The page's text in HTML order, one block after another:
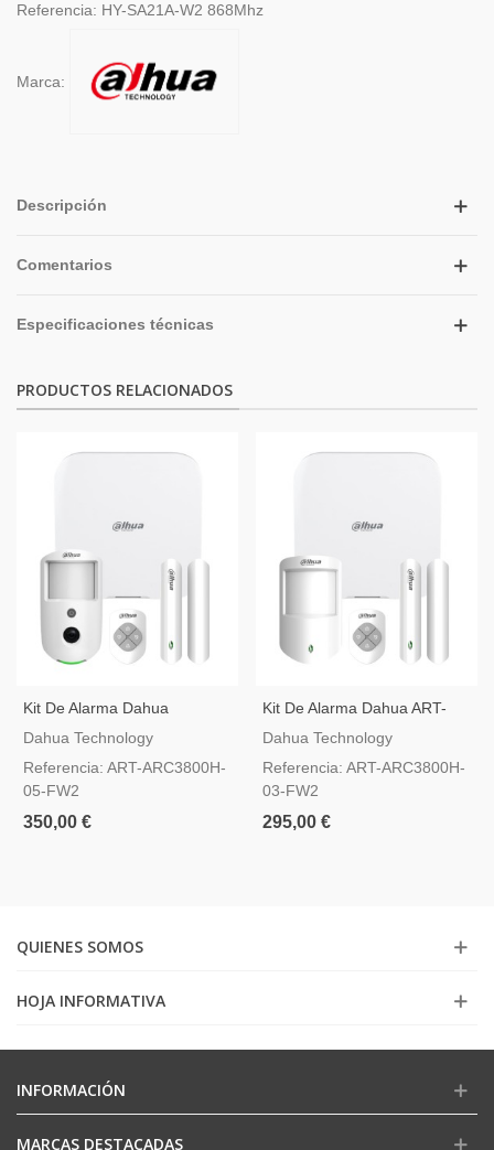
Referencia: HY-SA21A-W2 868Mhz
Marca:
Descripción
Comentarios
Especificaciones técnicas
PRODUCTOS RELACIONADOS
Kit De Alarma Dahua
AirShield ART-ARC3800H-05-
Dahua Technology
Referencia: ART-ARC3800H-
05-FW2
350,00 €
Kit De Alarma Dahua ART-
ARC3800H-03-FW2
Dahua Technology
Referencia: ART-ARC3800H-
03-FW2
295,00 €
QUIENES SOMOS
HOJA INFORMATIVA
INFORMACIÓN
MARCAS DESTACADAS